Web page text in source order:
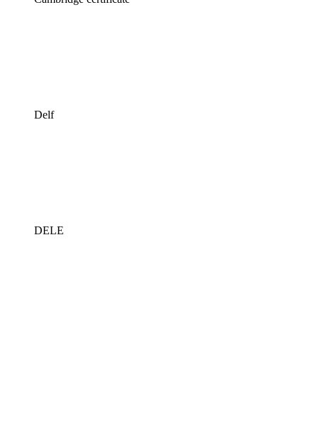
Delf
DELE